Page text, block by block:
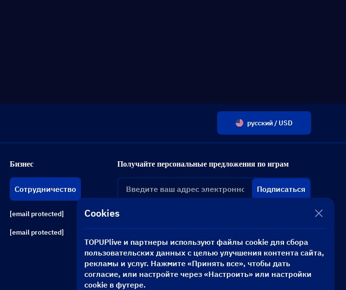
русский / USD
Бизнес
Сотрудничество
[email protected]
[email protected]
Получайте персональные предложения по играм
Подписаться
Cookies
TOPUPlive и партнеры используют файлы cookie для сбора
пользовательских данных с целью улучшения контента сайта,
рекламы и услуг. Нажмите «Принять все», чтобы дать
согласие, или настройте через «Настроить» или настройки
cookie в футере.